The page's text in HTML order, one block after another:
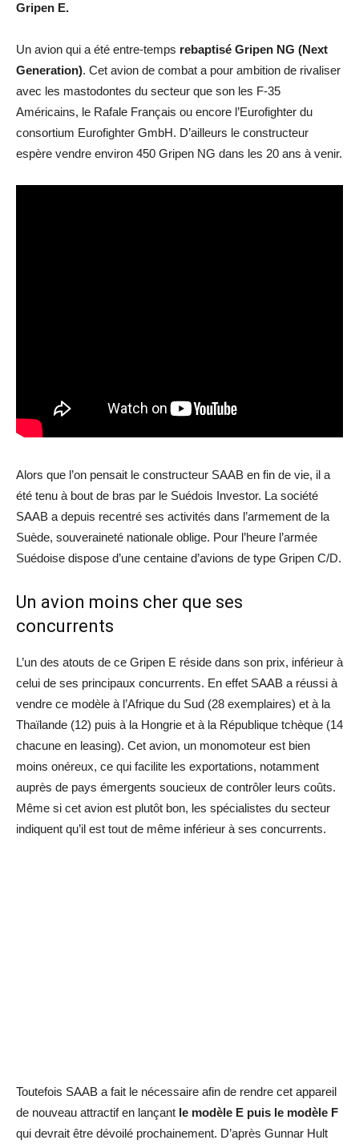
Gripen E.
Un avion qui a été entre-temps rebaptisé Gripen NG (Next
Generation). Cet avion de combat a pour ambition de rivaliser
avec les mastodontes du secteur que son les F-35
Américains, le Rafale Français ou encore l’Eurofighter du
consortium Eurofighter GmbH. D’ailleurs le constructeur
espère vendre environ 450 Gripen NG dans les 20 ans à venir.
Alors que l’on pensait le constructeur SAAB en fin de vie, il a
été tenu à bout de bras par le Suédois Investor. La société
SAAB a depuis recentré ses activités dans l’armement de la
Suède, souveraineté nationale oblige. Pour l’heure l’armée
Suédoise dispose d’une centaine d’avions de type Gripen C/D.
Un avion moins cher que ses
concurrents
L’un des atouts de ce Gripen E réside dans son prix, inférieur à
celui de ses principaux concurrents. En effet SAAB a réussi à
vendre ce modèle à l’Afrique du Sud (28 exemplaires) et à la
Thaïlande (12) puis à la Hongrie et à la République tchèque (14
chacune en leasing). Cet avion, un monomoteur est bien
moins onéreux, ce qui facilite les exportations, notamment
auprès de pays émergents soucieux de contrôler leurs coûts.
Même si cet avion est plutôt bon, les spécialistes du secteur
indiquent qu’il est tout de même inférieur à ses concurrents.
Toutefois SAAB a fait le nécessaire afin de rendre cet appareil
de nouveau attractif en lançant le modèle E puis le modèle F
qui devrait être dévoilé prochainement. D’après Gunnar Hult